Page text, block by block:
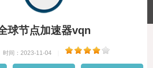
球节点加速器vqn
时间：2023-11-04